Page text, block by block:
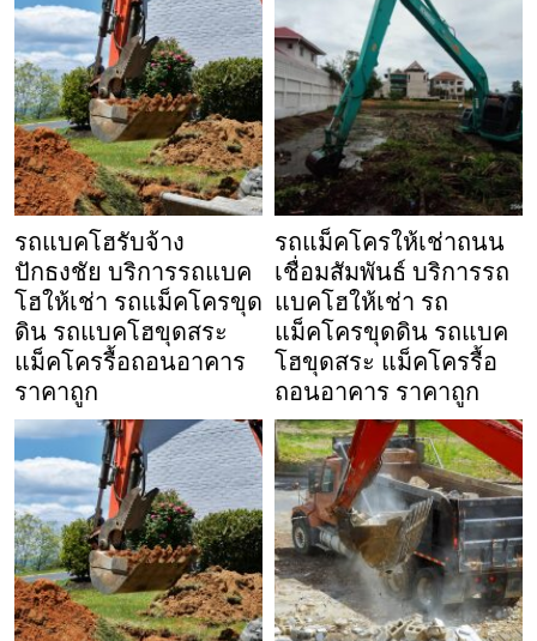
รถแบคโฮรับจ้าง
ปักธงชัย บริการรถแบค
โฮให้เช่า รถแม็คโครขุด
ดิน รถแบคโฮขุดสระ
แม็คโครรื้อถอนอาคาร
ราคาถูก
รถแม็คโครให้เช่าถนน
เชื่อมสัมพันธ์ บริการรถ
แบคโฮให้เช่า รถ
แม็คโครขุดดิน รถแบค
โฮขุดสระ แม็คโครรื้อ
ถอนอาคาร ราคาถูก